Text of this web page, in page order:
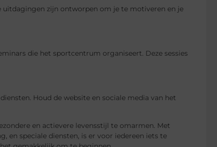
uitdagingen zijn ontworpen om je te motiveren en je
die het sportcentrum organiseert. Deze sessies
Houd de website en sociale media van het
en actievere levensstijl te omarmen. Met
en speciale diensten, is er voor iedereen iets te